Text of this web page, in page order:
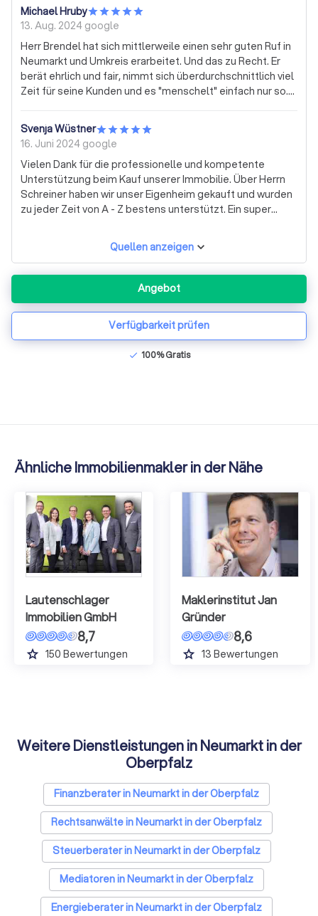
Michael Hruby
13. Aug. 2024 google
Herr Brendel hat sich mittlerweile einen sehr guten Ruf in
Neumarkt und Umkreis erarbeitet. Und das zu Recht. Er
berät ehrlich und fair, nimmt sich überdurchschnittlich viel
Zeit für seine Kunden und es "menschelt" einfach nur so.
gab mehrere Besichtigungen und Besprechungen vor Ort,
Herr Brendel nahm uns viele Behördengänge ab und
begleitete uns bis zur erfolgreichen Vermittlung der
Immobilie. Ebenso verfügt Herr Brendel mit seinem Team
über viele solvente Kauf- und Mietinteressenten im
Hintergrund. Somit ist eine rasche erfolgreiche
Vermittlung vorprogrammiert.
Svenja Wüstner
16. Juni 2024 google
Vielen Dank für die professionelle und kompetente
Unterstützung beim Kauf unserer Immobilie. Über Herrn
Schreiner haben wir unser Eigenheim gekauft und wurden
zu jeder Zeit von A - Z bestens unterstützt. Ein super
Quellen anzeigen
Angebot
Verfügbarkeit prüfen
check 100% Gratis
Ähnliche Immobilienmakler in der Nähe
Lautenschlager
Immobilien GmbH
8,7
grade 150 Bewertungen
Maklerinstitut Jan
Gründer
8,6
grade 13 Bewertungen
Weitere Dienstleistungen in Neumarkt in der
Oberpfalz
Finanzberater in Neumarkt in der Oberpfalz
Rechtsanwälte in Neumarkt in der Oberpfalz
Steuerberater in Neumarkt in der Oberpfalz
Mediatoren in Neumarkt in der Oberpfalz
Energieberater in Neumarkt in der Oberpfalz